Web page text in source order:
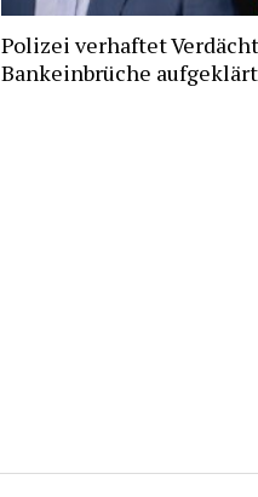
Polizei verhaftet
Bankeinbrüche